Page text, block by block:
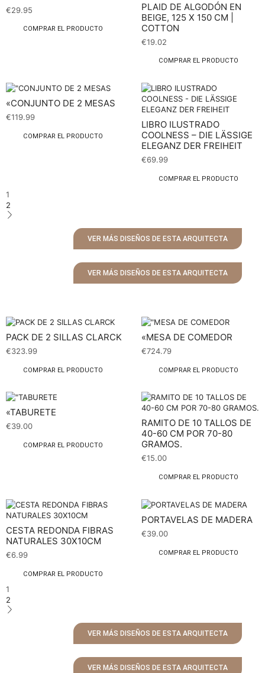
€29.95
COMPRAR EL PRODUCTO
PLAID DE ALGODÓN EN
BEIGE, 125 X 150 CM |
COTTON
€19.02
COMPRAR EL PRODUCTO
«CONJUNTO DE 2 MESAS
€119.99
COMPRAR EL PRODUCTO
LIBRO ILUSTRADO
COOLNESS – DIE LÄSSIGE
ELEGANZ DER FREIHEIT
€69.99
COMPRAR EL PRODUCTO
1
2
VER MÁS DISEÑOS DE ESTA ARQUITECTA
VER MÁS DISEÑOS DE ESTA ARQUITECTA
PACK DE 2 SILLAS CLARCK
€323.99
COMPRAR EL PRODUCTO
«MESA DE COMEDOR
€724.79
COMPRAR EL PRODUCTO
«TABURETE
€39.00
COMPRAR EL PRODUCTO
RAMITO DE 10 TALLOS DE
40-60 CM POR 70-80
GRAMOS.
€15.00
COMPRAR EL PRODUCTO
CESTA REDONDA FIBRAS
NATURALES 30X10CM
€6.99
COMPRAR EL PRODUCTO
PORTAVELAS DE MADERA
€39.00
COMPRAR EL PRODUCTO
1
2
VER MÁS DISEÑOS DE ESTA ARQUITECTA
VER MÁS DISEÑOS DE ESTA ARQUITECTA